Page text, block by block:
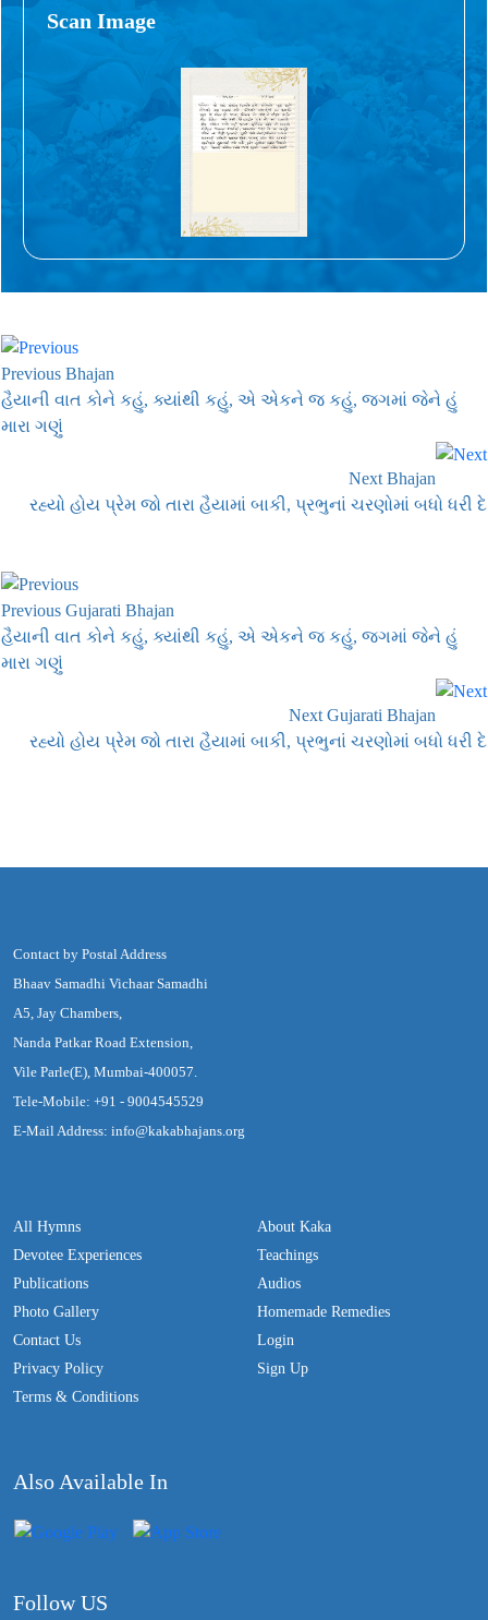
Scan Image
Previous Bhajan
હૈયાની વાત કોને કહું, ક્યાંથી કહું, એ એકને જ કહું, જગમાં જેને હું
મારા ગણું
Next Bhajan
રહ્યો હોય પ્રેમ જો તારા હૈયામાં બાકી, પ્રભુનાં ચરણોમાં બધો ધરી દે
Previous Gujarati Bhajan
હૈયાની વાત કોને કહું, ક્યાંથી કહું, એ એકને જ કહું, જગમાં જેને હું
મારા ગણું
Next Gujarati Bhajan
રહ્યો હોય પ્રેમ જો તારા હૈયામાં બાકી, પ્રભુનાં ચરણોમાં બધો ધરી દે
Contact by Postal Address
Bhaav Samadhi Vichaar Samadhi
A5, Jay Chambers,
Nanda Patkar Road Extension,
Vile Parle(E), Mumbai-400057.
Tele-Mobile: +91 - 9004545529
E-Mail Address: info@kakabhajans.org
All Hymns
Devotee Experiences
Publications
Photo Gallery
Contact Us
Privacy Policy
Terms & Conditions
About Kaka
Teachings
Audios
Homemade Remedies
Login
Sign Up
Also Available In
Follow US